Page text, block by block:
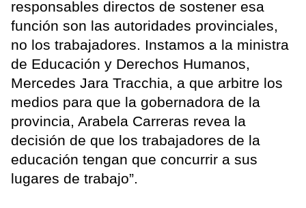
responsables directos de sostener esa
función son las autoridades provinciales,
no los trabajadores. Instamos a la ministra
de Educación y Derechos Humanos,
Mercedes Jara Tracchia, a que arbitre los
medios para que la gobernadora de la
provincia, Arabela Carreras revea la
decisión de que los trabajadores de la
educación tengan que concurrir a sus
lugares de trabajo”.